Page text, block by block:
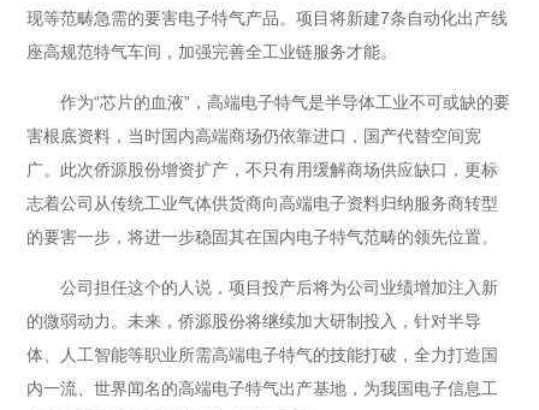
现等范畴急需的要害电子特气产品。项目将新建7条自动化出产线
座高规范特气车间，加强完善全工业链服务才能。
作为“芯片的血液”，高端电子特气是半导体工业不可或缺的要
害根底资料，当时国内高端商场仍依靠进口，国产代替空间宽
广。此次侨源股份增资扩产，不只有用缓解商场供应缺口，更标
志着公司从传统工业气体供货商向高端电子资料归纳服务商转型
的要害一步，将进一步稳固其在国内电子特气范畴的领先位置。
公司担任这个的人说，项目投产后将为公司业绩增加注入新
的微弱动力。未来，侨源股份将继续加大研制投入，针对半导
体、人工智能等职业所需高端电子特气的技能打破，全力打造国
内一流、世界闻名的高端电子特气出产基地，为我国电子信息工